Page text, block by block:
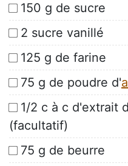
150 g de sucre
2 sucre vanillé
125 g de farine
75 g de poudre d'
1/2 c à c d'extrait
(facultatif)
75 g de beurre